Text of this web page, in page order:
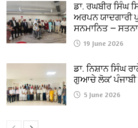
ਡਾ. ਰਘਬੀਰ ਸਿੰਘ
ਅਰਪਨ ਯਾਦਗਾਰੀ
ਸਨਮਾਨਿਤ —
19 June 2026
ਡਾ. ਨਿਸ਼ਾਨ ਸਿੰਘ
ਗੁਆਚੇ ਲੋਕ’
5 June 2026